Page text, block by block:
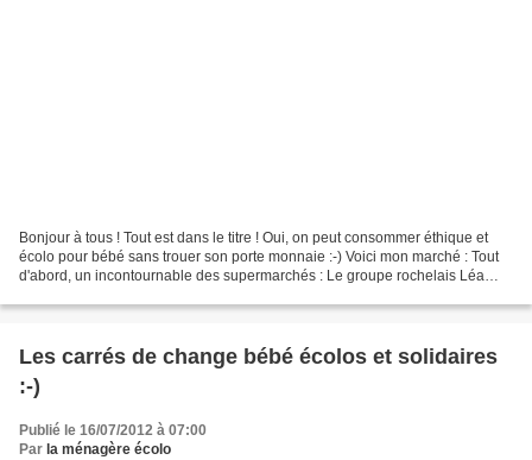
Bonjour à tous ! Tout est dans le titre ! Oui, on peut consommer éthique et
écolo pour bébé sans trouer son porte monnaie :-) Voici mon marché : Tout
d'abord, un incontournable des supermarchés : Le groupe rochelais Léa
Les carrés de change bébé écolos et solidaires
:-)
Publié le 16/07/2012 à 07:00
Par la ménagère écolo